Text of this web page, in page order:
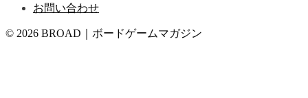
お問い合わせ
© 2026 BROAD｜ボードゲームマガジン